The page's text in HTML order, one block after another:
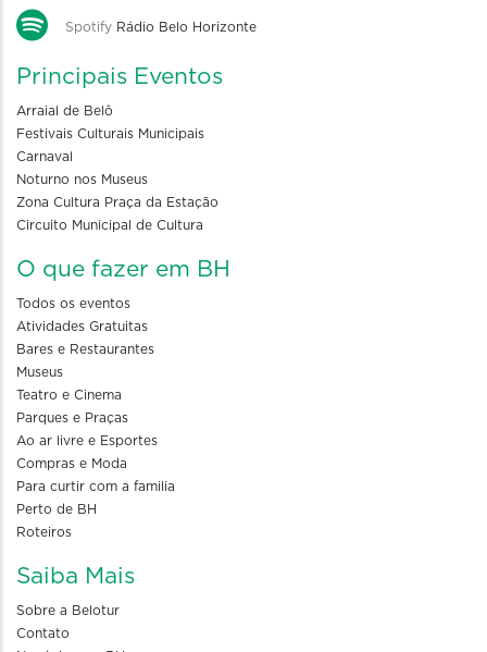
Spotify Rádio Belo Horizonte
Principais Eventos
Arraial de Belô
Festivais Culturais Municipais
Carnaval
Noturno nos Museus
Zona Cultura Praça da Estação
Circuito Municipal de Cultura
O que fazer em BH
Todos os eventos
Atividades Gratuitas
Bares e Restaurantes
Museus
Teatro e Cinema
Parques e Praças
Ao ar livre e Esportes
Compras e Moda
Para curtir com a familia
Perto de BH
Roteiros
Saiba Mais
Sobre a Belotur
Contato